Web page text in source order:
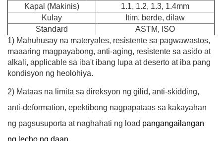
Kapal (Makinis)
1.1, 1.2, 1.3, 1.4mm
Kulay
Itim, berde, dilaw
Standard
ASTM, ISO
1) Mahuhusay na materyales, resistente sa pagwawastos,
maaaring magpayabong, anti-aging, resistente sa asido at
alkali, applicable sa iba't ibang lupa at deserto at iba pang
kondisyon ng heolohiya.
2) Mataas na limita sa direksyon ng gilid, anti-skidding,
anti-deformation, epektibong nagpapataas sa kakayahan
ng pagsusuporta at naghahati ng load pangangailangan
ng lecho ng daan.